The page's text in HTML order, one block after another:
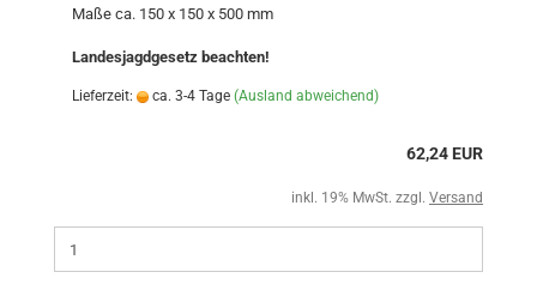
Maße ca. 150 x 150 x 500 mm
Landesjagdgesetz beachten!
Lieferzeit: ca. 3-4 Tage (Ausland abweichend)
62,24 EUR
inkl. 19% MwSt. zzgl. Versand